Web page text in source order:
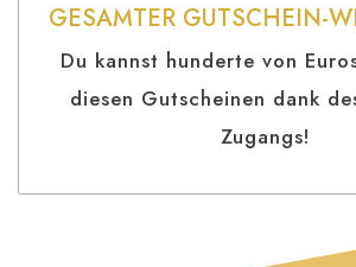
GESAMTER GUTSCHEIN-
Du kannst hunderte von
diesen Gutscheinen dank
Zugangs!